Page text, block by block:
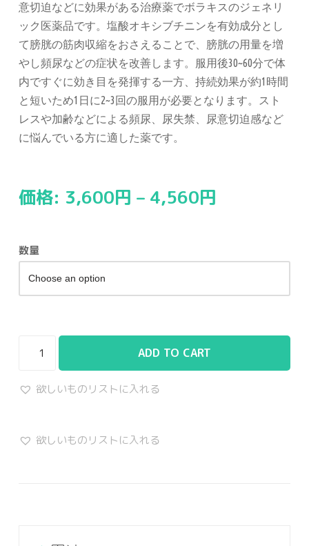
意切迫などに効果がある治療薬でボラキスのジェネリ
ック医薬品です。塩酸オキシブチニンを有効成分とし
て膀胱の筋肉収縮をおさえることで、膀胱の用量を増
やし頻尿などの症状を改善します。服用後30~60分で体
内ですぐに効き目を発揮する一方、持続効果が約1時間
と短いため1日に2~3回の服用が必要となります。スト
レスや加齢などによる頻尿、尿失禁、尿意切迫感など
に悩んでいる方に適した薬です。
価格: 3,600円 – 4,560円
数量
ADD TO CART
欲しいものリストに入れる
欲しいものリストに入れる